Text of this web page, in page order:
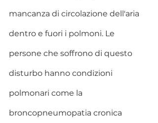
mancanza di circolazione dell'aria
dentro e fuori i polmoni. Le
persone che soffrono di questo
disturbo hanno condizioni
polmonari come la
broncopneumopatia cronica